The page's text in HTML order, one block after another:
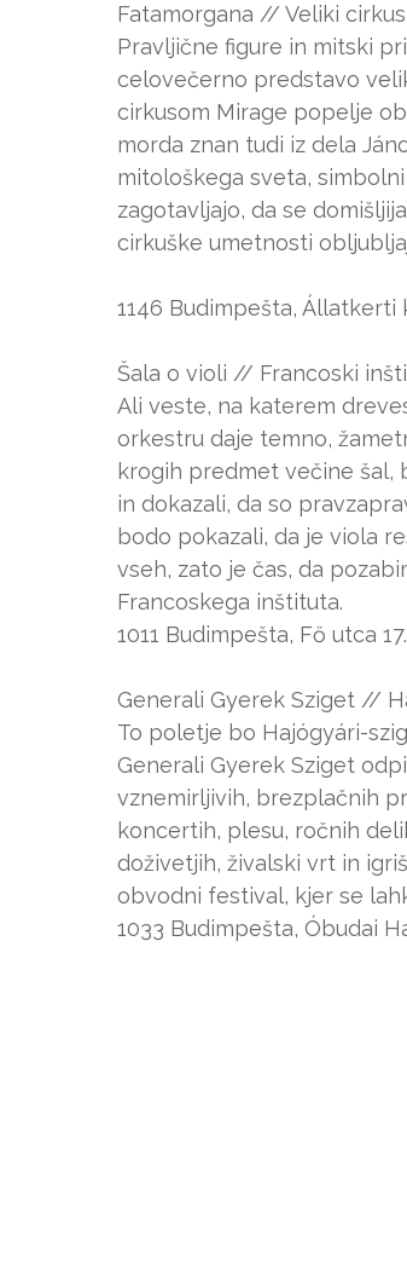
Fatamorgana // Veliki
Pravljične figure in mitski
celovečerno predstavo
cirkusom Mirage popelje
morda znan tudi iz dela
mitološkega sveta,
zagotavljajo, da se
cirkuške umetnosti
1146 Budimpešta, Állatkerti
Šala o violi // Francoski
Ali veste, na katerem
orkestru daje temno,
krogih predmet večine šal,
in dokazali, da so
bodo pokazali, da je viola
vseh, zato je čas, da
Francoskega inštituta.
1011 Budimpešta, Fő utca 17.
Generali Gyerek Sziget //
To poletje bo Hajógyári-
Generali Gyerek Sziget
vznemirljivih, brezplačnih
koncertih, plesu, ročnih
doživetjih, živalski vrt in
obvodni festival, kjer se
1033 Budimpešta, Óbudai